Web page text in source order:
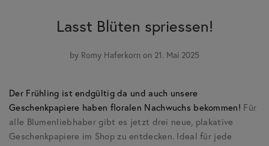
Lasst Blüten spriessen!
by Romy Haferkorn on 21. Mai 2025
Der Frühling ist endgültig da und auch unsere
Geschenkpapiere haben floralen Nachwuchs bekommen! Für
alle Blumenliebhaber gibt es jetzt drei neue, plakative
Geschenkpapiere im Shop zu entdecken. Ideal für jede